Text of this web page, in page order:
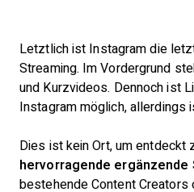
Letztlich ist Instagram die
Streaming. Im Vordergrund
und Kurzvideos. Dennoch ist
Instagram möglich, allerdings
Dies ist kein Ort, um entdeckt
hervorragende
bestehende Content Creators